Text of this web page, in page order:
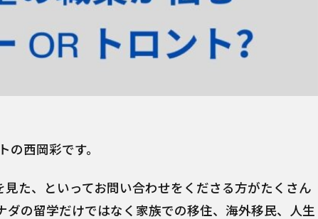
西岡彩です。
た、といってお問い合わせをくださる方がたくさん
ダの留学だけではなく家族での移住、海外移民、人生